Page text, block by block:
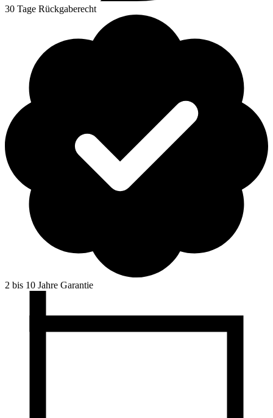
30 Tage Rückgaberecht
2 bis 10 Jahre Garantie